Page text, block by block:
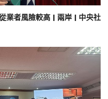
業者風險較高 | 兩岸 | 中央社